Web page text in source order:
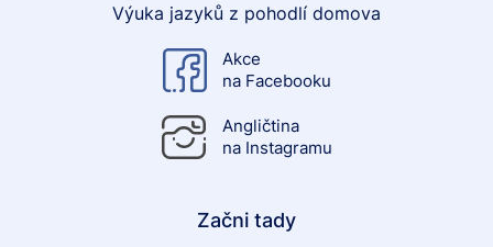
Výuka jazyků z pohodlí domova
Akce
na Facebooku
Angličtina
na Instagramu
Začni tady